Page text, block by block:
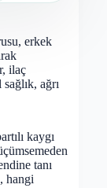
erkek
ilaç
ağrı
kaygı
tanı
hangi